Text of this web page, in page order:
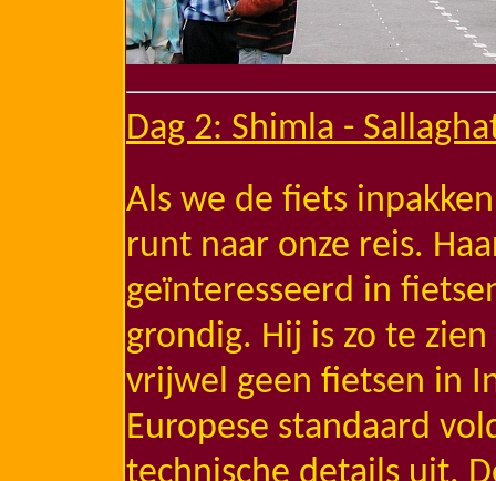
Dag 2: Shimla -
Als we de fiets
runt naar onze reis.
geïnteresseerd in
grondig. Hij is zo te
vrijwel geen fietsen in
Europese standaard
technische details uit.